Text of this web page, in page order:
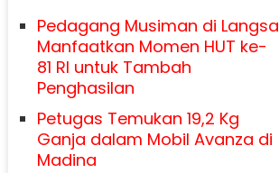
Pedagang Musiman di Langsa
Manfaatkan Momen HUT ke-
81 RI untuk Tambah
Penghasilan
Petugas Temukan 19,2 Kg
Ganja dalam Mobil Avanza di
Madina